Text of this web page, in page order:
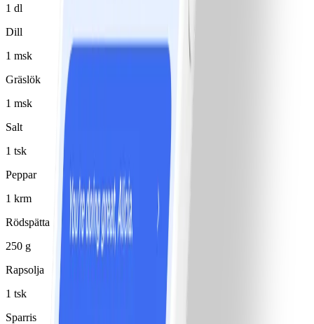
1 dl
Dill
1 msk
Gräslök
1 msk
Salt
1 tsk
Peppar
1 krm
Rödspätta
250 g
Rapsolja
1 tsk
Sparris